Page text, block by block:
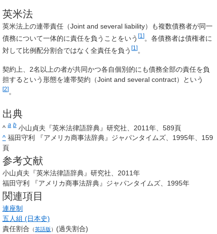
英米法
英米法上の連帯責任（Joint and several liability）も複数債務者が同一
債務について一体的に責任を負うことをいう [1 ] 。各債務者は債権者に
対して比例配分割合ではなく全責任を負う [1 ] 。
契約上、2名以上の者が共同かつ各自個別的にも債務全部の責任を負
担するという形態を連帯契約（Joint and several contract）という
[2] 。
出典
^ a b 小山貞夫『英米法律語辞典』研究社、2011年、589頁
^ 福田守利 『アメリカ商事法辞典』ジャパンタイムズ、1995年、159
頁
参考文献
小山貞夫『英米法律語辞典』研究社、2011年
福田守利 『アメリカ商事法辞典』ジャパンタイムズ、1995年
関連項目
連座制
五人組 (日本史)
責任割合 （英語版 ） (過失割合)